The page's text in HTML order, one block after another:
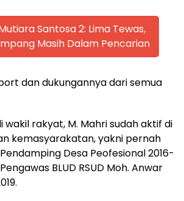
Santosa 2: Lima Tewas,
Masih Dalam Pencarian
dan dukungannya dari semua
wakil rakyat, M. Mahri sudah aktif di
kemasyarakatan, yakni pernah
Desa Peofesional 2016-
BLUD RSUD Moh. Anwar